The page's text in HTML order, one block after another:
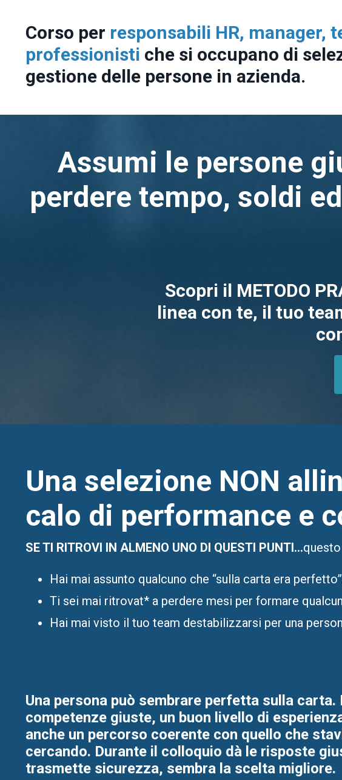
Corso per responsabili HR, manager,
professionisti che si occupano di
gestione delle persone in azienda.
Assumi le persone
perdere tempo, soldi
Scopri il METODO
linea con te, il tuo
Una selezione NON
calo di performance e
SE TI RITROVI IN ALMENO UNO DI QUESTI PUNTI...
Hai mai assunto qualcuno che “sulla carta era
Ti sei mai ritrovat* a perdere mesi per formare
Hai mai visto il tuo team destabilizzarsi per una
Una persona può sembrare perfetta sulla carta.
competenze giuste, un buon livello di
anche un percorso coerente con quello che
cercando. Durante il colloquio dà le risposte
trasmette sicurezza, sembra la scelta migliore.